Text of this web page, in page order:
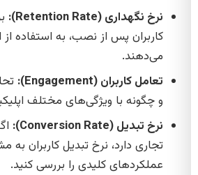
نرخ نگهداری (Retention Rate):
کاربران پس از نصب، به استفاده از
می‌دهند.
تعامل کاربران (Engagement):
و چگونه با ویژگی‌های مختلف
نرخ تبدیل (Conversion Rate):
تجاری دارد، نرخ تبدیل کاربران به
عملکردهای کلیدی را بررسی کنید.